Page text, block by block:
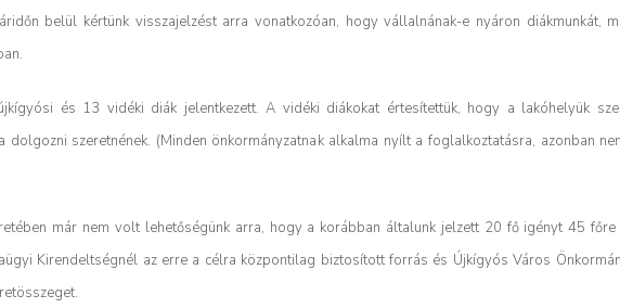
belül kértünk visszajelzést arra vonatkozóan, hogy vállalnának-e nyáron diákmunkát,
és 13 vidéki diák jelentkezett. A vidéki diákokat értesítettük, hogy a lakóhelyük
dolgozni szeretnének. (Minden önkormányzatnak alkalma nyílt a foglalkoztatásra, azonban
már nem volt lehetőségünk arra, hogy a korábban általunk jelzett 20 fő igényt 45 főre
Kirendeltségnél az erre a célra központilag biztosított forrás és Újkígyós Város